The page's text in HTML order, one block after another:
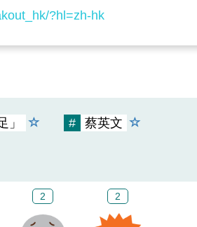
?hl=zh-hk
」 # 蔡英文
2 2